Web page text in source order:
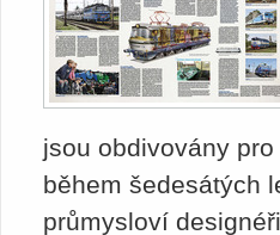
jsou obdivovány
během šedesátých
průmysloví